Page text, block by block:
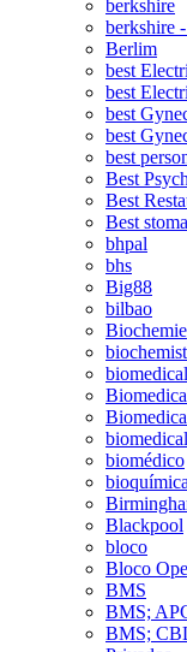
berkshire
berkshire
Berlim
best
best
best
best
best
Best
Best
Best
bhpal
bhs
Big88
bilbao
Biochemie
biomedical
biomédico
bioquímica
Blackpool
bloco
Bloco
BMS
BMS;
BMS;